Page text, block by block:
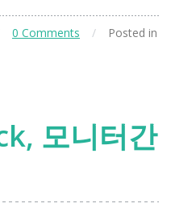
0 Comments /
Posted in
모니터간